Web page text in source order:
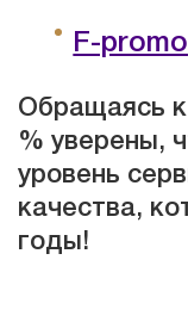
F-promo
Обращаясь
% уверены,
уровень
качества,
годы!